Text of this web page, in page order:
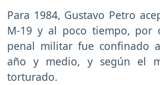
Para 1984, Gustavo Petro
M-19 y al poco tiempo, por
penal militar fue confinado
año y medio, y según el
torturado.